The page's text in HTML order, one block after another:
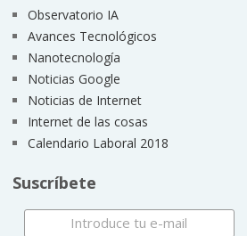
Observatorio IA
Avances Tecnológicos
Nanotecnología
Noticias Google
Noticias de Internet
Internet de las cosas
Calendario Laboral 2018
Suscríbete